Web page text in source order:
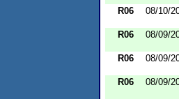
R06 08/10/
R06 08/09/
R06 08/09/
R06
08/09/